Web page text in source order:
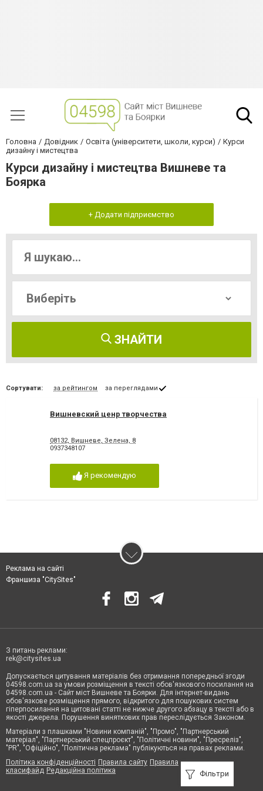
Головна Довідник Освіта (університети, школи, курси)
Курси
дизайну і мистецтва
Курси дизайну і мистецтва Вишневе та
Боярка
+ Додати підприємство
ЗНАЙТИ
Сортувати: за рейтингом за переглядами
Вишневский ценр творчества
08132, Вишневе, Зелена, 8
0937348107
Я рекомендую
Фільтри
Реклама на сайті
Франшиза "CitySites"
З питань реклами:
rek@citysites.ua
Допускається цитування матеріалів без отримання попередньої згоди
04598.com.ua за умови розміщення в тексті обов'язкового посилання на
04598.com.ua - Сайт міст Вишневе та Боярки. Для інтернет-видань
обов'язкове розміщення прямого, відкритого для пошукових систем
гіперпосилання на цитовані статті не нижче другого абзацу в тексті або в
якості джерела. Порушення виняткових прав переслідується Законом.
Матеріали з плашками "Новини компаній", "Промо", "Партнерський
матеріал", "Партнерський спецпроєкт", "Політичні новини", "Пресреліз",
"PR", "Офіційно", "Політична реклама" публікуються на правах реклами.
Політика конфіденційності Правила сайту Правила
класифайд Редакційна політика